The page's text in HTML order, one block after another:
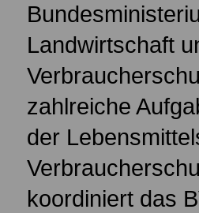
Landwirtschaft
zahlreiche
der
koordiniert das